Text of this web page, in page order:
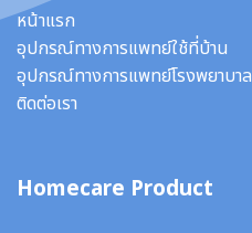
หน้าแรก
อุปกรณ์ทางการแพทย์ใช้ที่บ้าน
อุปกรณ์ทางการแพทย์โรงพยาบาล
ติดต่อเรา
Homecare Product